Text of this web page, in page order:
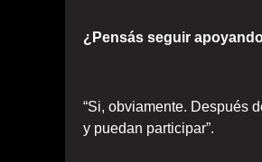
¿Pensás seguir
“Si, obviamente. Después
y puedan participar”.